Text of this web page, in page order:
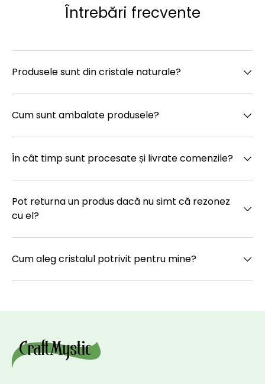
Întrebări frecvente
Produsele sunt din cristale naturale?
Cum sunt ambalate produsele?
În cât timp sunt procesate și livrate comenzile?
Pot returna un produs dacă nu simt că rezonez
cu el?
Cum aleg cristalul potrivit pentru mine?